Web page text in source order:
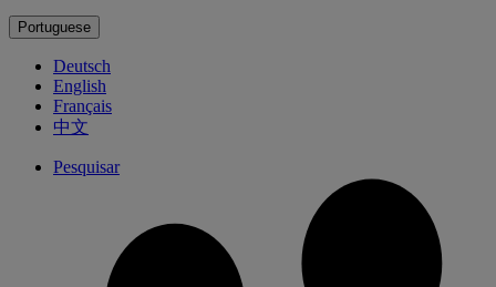
Portuguese
Deutsch
English
Français
中文
Pesquisar